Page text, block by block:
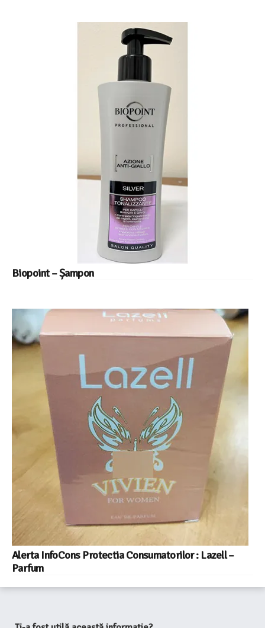
Biopoint – Șampon
Alerta InfoCons Protectia Consumatorilor : Lazell –
Parfum